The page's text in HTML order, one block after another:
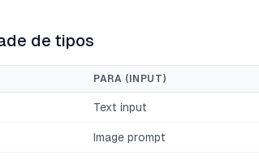
de tipos
PARA (INPUT)
Text input
Image prompt